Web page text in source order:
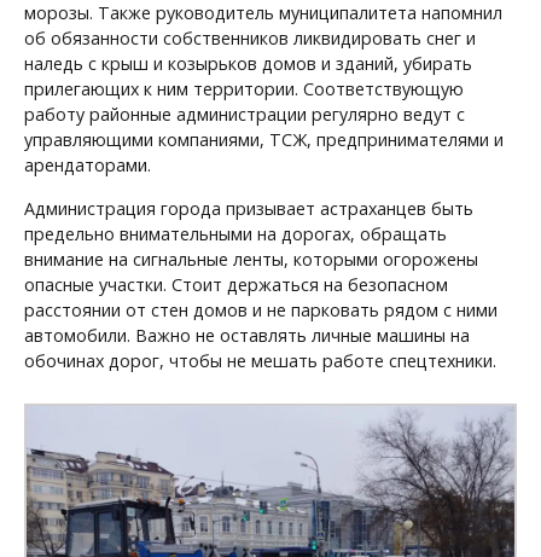
морозы. Также руководитель муниципалитета напомнил
об обязанности собственников ликвидировать снег и
наледь с крыш и козырьков домов и зданий, убирать
прилегающих к ним территории. Соответствующую
работу районные администрации регулярно ведут с
управляющими компаниями, ТСЖ, предпринимателями и
арендаторами.
Администрация города призывает астраханцев быть
предельно внимательными на дорогах, обращать
внимание на сигнальные ленты, которыми огорожены
опасные участки. Стоит держаться на безопасном
расстоянии от стен домов и не парковать рядом с ними
автомобили. Важно не оставлять личные машины на
обочинах дорог, чтобы не мешать работе спецтехники.